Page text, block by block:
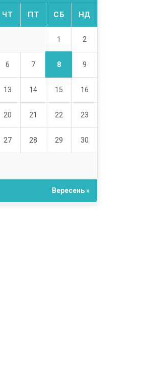
ЧТ ПТ СБ НД
1 2
6 7 8 9
13 14 15 16
20 21 22 23
27 28 29 30
Вересень »